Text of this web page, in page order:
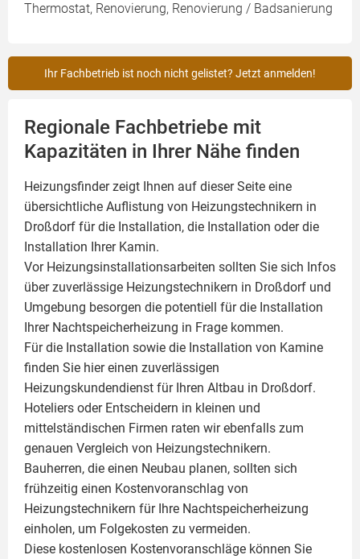
Thermostat, Renovierung, Renovierung / Badsanierung
Ihr Fachbetrieb ist noch nicht gelistet? Jetzt anmelden!
Regionale Fachbetriebe mit
Kapazitäten in Ihrer Nähe finden
Heizungsfinder zeigt Ihnen auf dieser Seite eine
übersichtliche Auflistung von Heizungstechnikern in
Droßdorf für die Installation, die Installation oder die
Installation Ihrer Kamin.
Vor Heizungsinstallationsarbeiten sollten Sie sich Infos
über zuverlässige Heizungstechnikern in Droßdorf und
Umgebung besorgen die potentiell für die Installation
Ihrer Nachtspeicherheizung in Frage kommen.
Für die Installation sowie die Installation von Kamine
finden Sie hier einen zuverlässigen
Heizungskundendienst für Ihren Altbau in Droßdorf.
Hoteliers oder Entscheidern in kleinen und
mittelständischen Firmen raten wir ebenfalls zum
genauen Vergleich von Heizungstechnikern.
Bauherren, die einen Neubau planen, sollten sich
frühzeitig einen Kostenvoranschlag von
Heizungstechnikern für Ihre Nachtspeicherheizung
einholen, um Folgekosten zu vermeiden.
Diese kostenlosen Kostenvoranschläge können Sie